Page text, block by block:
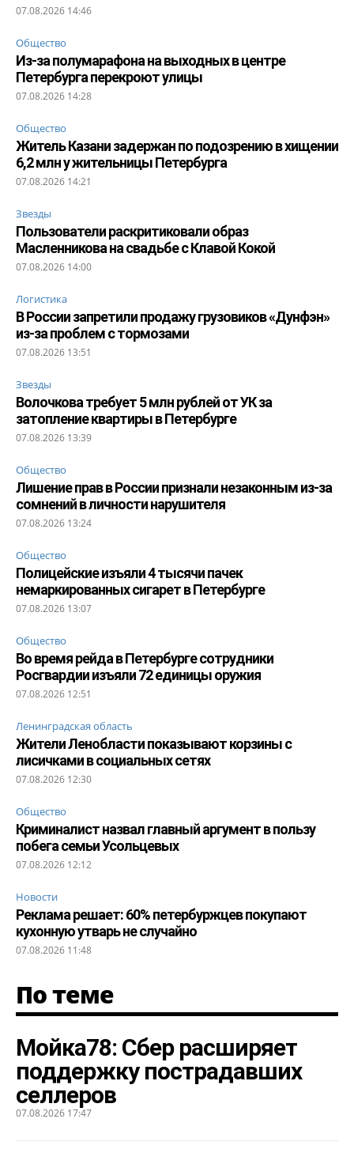
07.08.2026 14:46
Общество
Из-за полумарафона на выходных в центре
Петербурга перекроют улицы
07.08.2026 14:28
Общество
Житель Казани задержан по подозрению в хищении
6,2 млн у жительницы Петербурга
07.08.2026 14:21
Звезды
Пользователи раскритиковали образ
Масленникова на свадьбе с Клавой Кокой
07.08.2026 14:00
Логистика
В России запретили продажу грузовиков «Дунфэн»
из-за проблем с тормозами
07.08.2026 13:51
Звезды
Волочкова требует 5 млн рублей от УК за
затопление квартиры в Петербурге
07.08.2026 13:39
Общество
Лишение прав в России признали незаконным из-за
сомнений в личности нарушителя
07.08.2026 13:24
Общество
Полицейские изъяли 4 тысячи пачек
немаркированных сигарет в Петербурге
07.08.2026 13:07
Общество
Во время рейда в Петербурге сотрудники
Росгвардии изъяли 72 единицы оружия
07.08.2026 12:51
Ленинградская область
Жители Ленобласти показывают корзины с
лисичками в социальных сетях
07.08.2026 12:30
Общество
Криминалист назвал главный аргумент в пользу
побега семьи Усольцевых
07.08.2026 12:12
Новости
Реклама решает: 60% петербуржцев покупают
кухонную утварь не случайно
07.08.2026 11:48
По теме
Мойка78: Сбер расширяет
поддержку пострадавших
селлеров
07.08.2026 17:47